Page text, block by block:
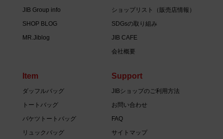
JIB Group info
SHOP BLOG
MR.Jiblog
ショップリスト（販売店情報）
SDGsの取り組み
JIB CAFE
会社概要
Item
ダッフルバッグ
トートバッグ
バケツトートバッグ
リュックバッグ
Support
JIBショップのご利用方法
お問い合わせ
FAQ
サイトマップ